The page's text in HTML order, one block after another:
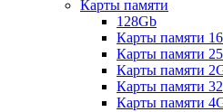
Карты памяти
128Gb
Карты памяти
Карты памяти
Карты памяти
Карты памяти
Карты памяти